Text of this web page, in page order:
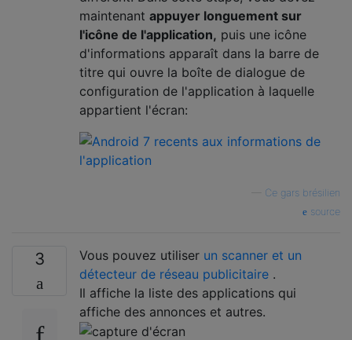
maintenant appuyer longuement sur
l'icône de l'application, puis une icône
d'informations apparaît dans la barre de
titre qui ouvre la boîte de dialogue de
configuration de l'application à laquelle
appartient l'écran:
Ce gars brésilien
source
3 Vous pouvez utiliser un scanner et un
détecteur de réseau publicitaire .
Il affiche la liste des applications qui
affiche des annonces et autres.